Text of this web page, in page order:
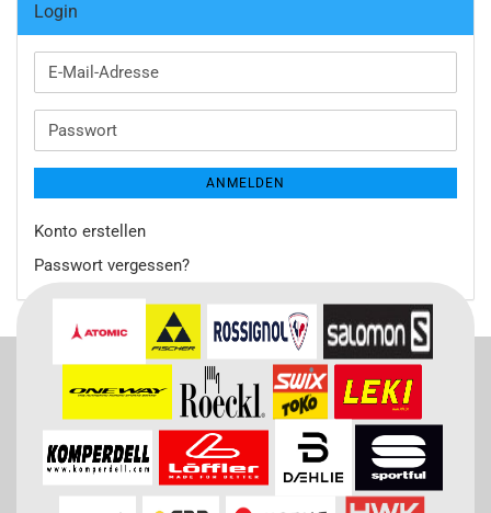
Login
E-
Mail-
Passwort
ANMELDEN
Konto erstellen
Passwort vergessen?